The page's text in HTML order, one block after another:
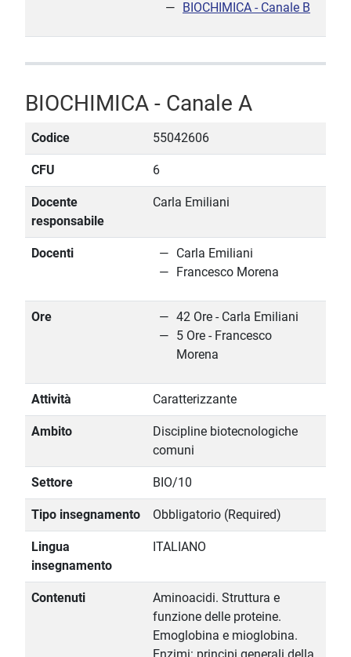
BIOCHIMICA - Canale B
BIOCHIMICA - Canale A
Codice 55042606
CFU 6
Docente
responsabile
Carla Emiliani
Docenti
Carla Emiliani
Francesco Morena
Ore
42 Ore - Carla Emiliani
5 Ore - Francesco
Morena
Attività Caratterizzante
Ambito
Discipline biotecnologiche
comuni
Settore BIO/10
Tipo insegnamento Obbligatorio (Required)
Lingua
insegnamento
ITALIANO
Contenuti
Aminoacidi. Struttura e
funzione delle proteine.
Emoglobina e mioglobina.